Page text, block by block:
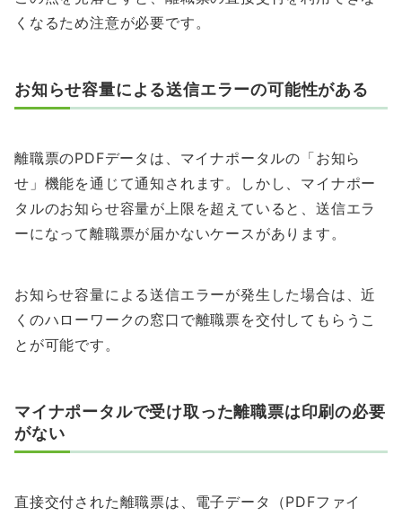
くなるため注意が必要です。
お知らせ容量による送信エラーの可能性がある
離職票のPDFデータは、マイナポータルの「お知ら
せ」機能を通じて通知されます。しかし、マイナポー
タルのお知らせ容量が上限を超えていると、送信エラ
ーになって離職票が届かないケースがあります。
お知らせ容量による送信エラーが発生した場合は、近
くのハローワークの窓口で離職票を交付してもらうこ
とが可能です。
マイナポータルで受け取った離職票は印刷の必要
がない
直接交付された離職票は、電子データ（PDFファイ